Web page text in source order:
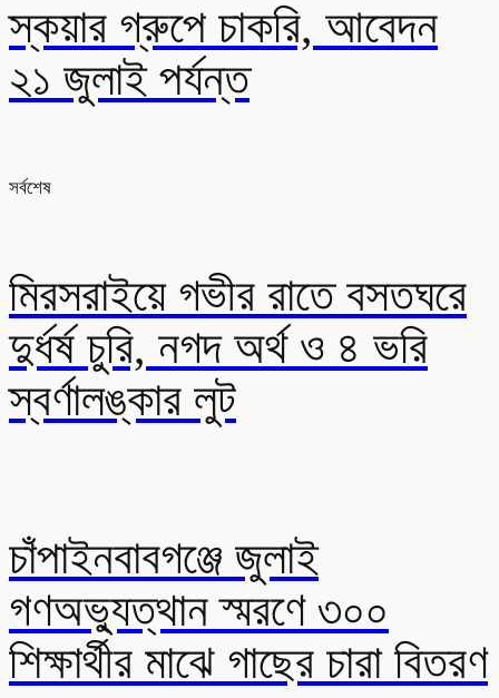
স্কয়ার গ্রুপে চাকরি, আবেদন
২১ জুলাই পর্যন্ত
সর্বশেষ
মিরসরাইয়ে গভীর রাতে বসতঘরে
দুর্ধর্ষ চুরি, নগদ অর্থ ও ৪ ভরি
স্বর্ণালঙ্কার লুট
চাঁপাইনবাবগঞ্জে জুলাই
গণঅভ্যুত্থান স্মরণে ৩০০
শিক্ষার্থীর মাঝে গাছের চারা বিতরণ